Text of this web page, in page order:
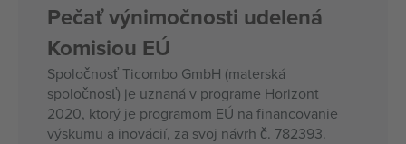
Pečať výnimočnosti udelená
Komisiou EÚ
Spoločnosť Ticombo GmbH (materská
spoločnosť) je uznaná v programe Horizont
2020, ktorý je programom EÚ na financovanie
výskumu a inovácií, za svoj návrh č. 782393.